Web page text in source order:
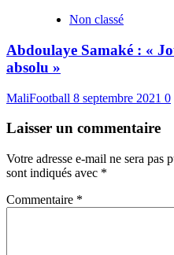
Non classé
Abdoulaye Samaké : «
absolu »
MaliFootball 8 septembre 2021 0
Laisser un commentaire
Votre adresse e-mail ne sera pas
sont indiqués avec *
Commentaire *